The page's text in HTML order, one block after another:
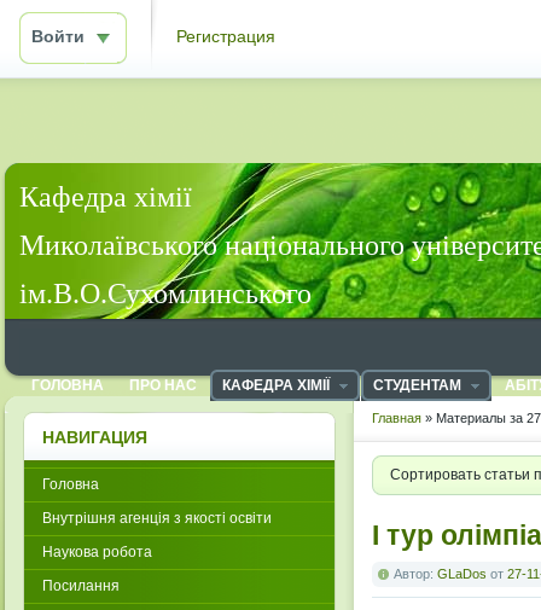
Войти Регистрация
Кафедра хімії
Миколаївського національного
ім.В.О.Сухомлинського
ГОЛОВНА ПРО НАС КАФЕДРА ХІМІЇ СТУДЕНТАМ
Главная » Материалы за
Сортировать статьи
І тур
Автор: GLaDos от 27-
НАВИГАЦИЯ
Головна
Внутрішня агенція з якості освіти
Наукова робота
Посилання